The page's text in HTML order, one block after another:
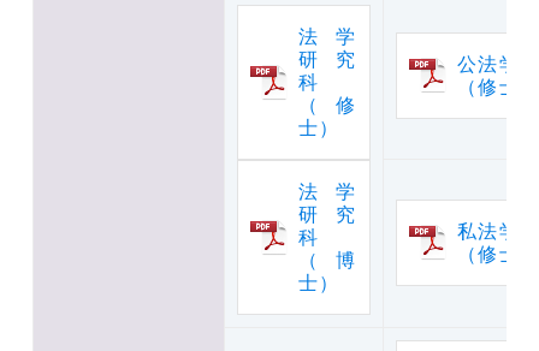
法学
研究
科
（修
士）
法学
研究
科
（博
士）
公法学
（修士
私法学
（修士